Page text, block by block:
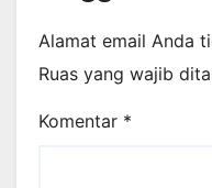
Alamat email Anda
Ruas yang wajib
Komentar *